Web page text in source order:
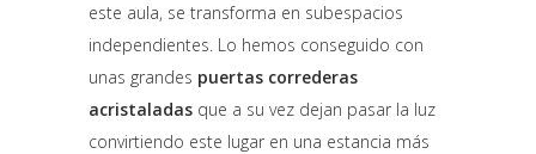
este aula, se transforma en subespacios
independientes. Lo hemos conseguido con
unas grandes puertas correderas
acristaladas que a su vez dejan pasar la luz
convirtiendo este lugar en una estancia más